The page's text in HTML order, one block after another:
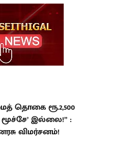
தொகை ரூ.2,500
மூச்சே’ இல்லை!” :
விமர்சனம்!